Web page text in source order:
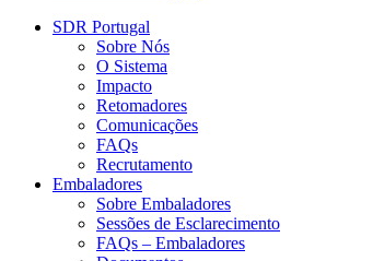
SDR Portugal
Sobre Nós
O Sistema
Impacto
Retomadores
Comunicações
FAQs
Recrutamento
Embaladores
Sobre Embaladores
Sessões de Esclarecimento
FAQs – Embaladores